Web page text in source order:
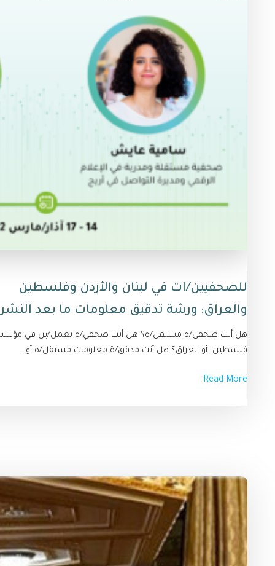
للصحفيين/ات في لبنان والأردن وفلسطين
والعراق: ورشة تدقيق معلومات ما بعد النشر
هل أنت صحفي/ة مستقل/ة؟ هل أنت صحفي/ة تعمل/ين في مؤسسة
فلسطين، أو العراق؟ هل أنت مدقق/ة معلومات مستقل/ة أو...
Read More